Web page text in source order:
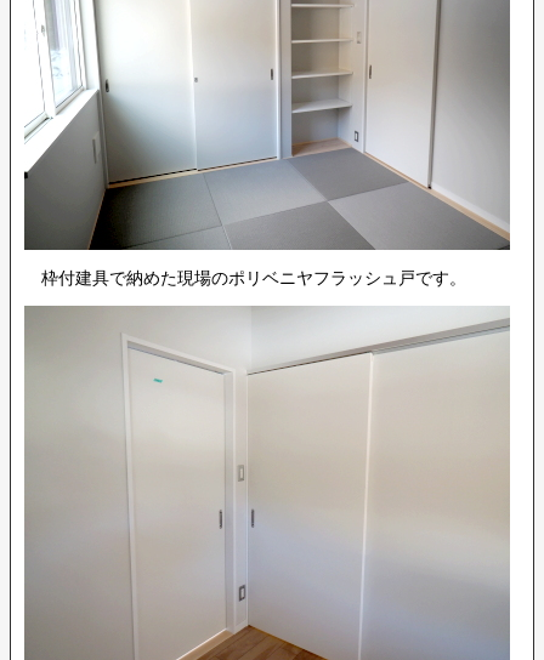
枠付建具で納めた現場のポリベニヤフラッシュ戸です。